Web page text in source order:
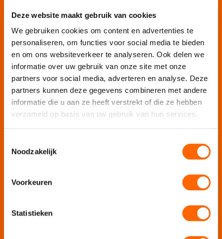
Deze website maakt gebruik van cookies
We gebruiken cookies om content en advertenties te
personaliseren, om functies voor social media te bieden
en om ons websiteverkeer te analyseren. Ook delen we
informatie over uw gebruik van onze site met onze
partners voor social media, adverteren en analyse. Deze
partners kunnen deze gegevens combineren met andere
informatie die u aan ze heeft verstrekt of die ze hebben
verzameld op basis van uw gebruik van hun services.
Noodzakelijk
Voorkeuren
Statistieken
Puur Events
Puur Feesten
Puur Uitjes
Puur Amsterdam
Puur Utrecht
Puur Rotterdam
Puur Den Haag
Escape Room Mysterium
Vergaderlocatie Dak van Amsterdam
Mobiele escaperoom De Strijd